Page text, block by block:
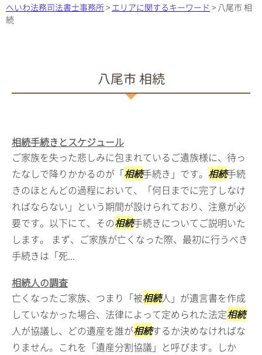
へいわ法務司法書士事務所> エリアに関するキーワード > 八尾市 相
続
八尾市 相続
相続手続きとスケジュール
ご家族を失った悲しみに包まれているご遺族様に、待っ
たなしで降りかかるのが「相続手続き」です。 相続手続
きのほとんどの過程において、「何日までに完了しなけ
ればならない」という期間が設けられており、注意が必
要です。以下にて、その相続手続きについてご説明いた
します。 まず、ご家族が亡くなった際、最初に行うべき
手続きは「死...
相続人の調査
亡くなったご家族、つまり「被相続人」が遺言書を作成
していなかった場合、法律によって定められた法定相続
人が協議し、どの遺産を誰が相続するか決めなければな
りません。これを「遺産分割協議」と呼びます。しか